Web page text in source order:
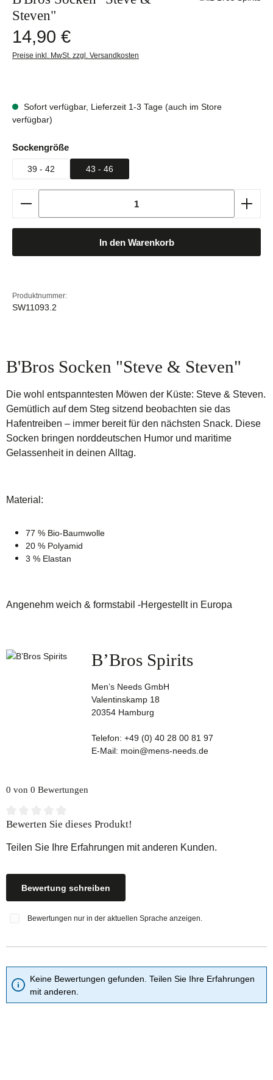
Steven"
Regulärer Preis:
14,90 €
Preise inkl. MwSt. zzgl. Versandkosten
Sofort verfügbar, Lieferzeit 1-3 Tage (auch im Store
verfügbar)
Sockengrößeauswählen
39 - 42 43 - 46
Produkt Anzahl: Gib den gewünschten Wert ein
In den Warenkorb
Produktnummer:
SW11093.2
B'Bros Socken "Steve & Steven"
Die wohl entspanntesten Möwen der Küste: Steve & Steven.
Gemütlich auf dem Steg sitzend beobachten sie das
Hafentreiben – immer bereit für den nächsten Snack. Diese
Socken bringen norddeutschen Humor und maritime
Gelassenheit in deinen Alltag.
Material:
77 % Bio-Baumwolle
20 % Polyamid
3 % Elastan
Angenehm weich & formstabil -Hergestellt in Europa
B’Bros Spirits
Men’s Needs GmbH
Valentinskamp 18
20354 Hamburg
Telefon: +49 (0) 40 28 00 81 97
E-Mail: moin@mens-needs.de
0 von 0 Bewertungen
Durchschnittliche Bewertung von 0 von 5 Sternen
Bewerten Sie dieses Produkt!
Teilen Sie Ihre Erfahrungen mit anderen Kunden.
Bewertung schreiben
Bewertungen nur in der aktuellen Sprache anzeigen.
Keine Bewertungen gefunden. Teilen Sie Ihre Erfahrungen
mit anderen.